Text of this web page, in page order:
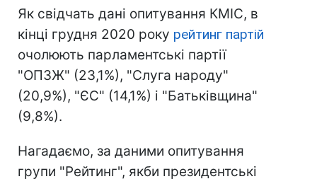
Як свідчать дані опитування КМІС, в
кінці грудня 2020 року рейтинг партій
очолюють парламентські партії
"ОПЗЖ" (23,1%), "Слуга народу"
(20,9%), "ЄС" (14,1%) і "Батьківщина"
(9,8%).
Нагадаємо, за даними опитування
групи "Рейтинг", якби президентські